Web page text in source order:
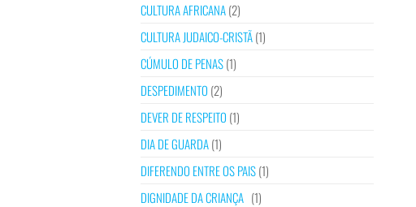
CULTURA AFRICANA(2)
CULTURA JUDAICO-CRISTÃ(1)
CÚMULO DE PENAS(1)
DESPEDIMENTO (2)
DEVER DE RESPEITO (1)
DIA DE GUARDA(1)
DIFERENDO ENTRE OS PAIS(1)
DIGNIDADE DA CRIANÇA (1)